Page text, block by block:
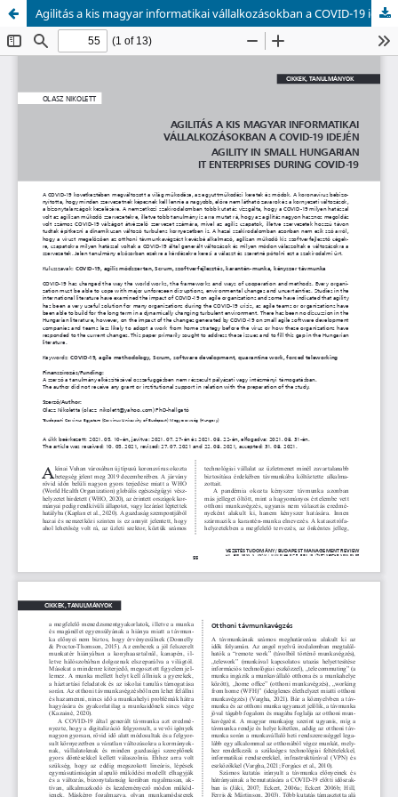
Agilitás a kis magyar informatikai vállalkozásokban a COVID-19 idején